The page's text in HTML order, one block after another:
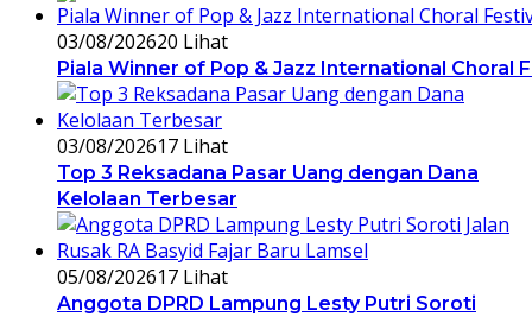
03/08/202620 Lihat
Piala Winner of Pop & Jazz International Choral
03/08/202617 Lihat
Top 3 Reksadana Pasar Uang dengan Dana
Kelolaan Terbesar
05/08/202617 Lihat
Anggota DPRD Lampung Lesty Putri Soroti